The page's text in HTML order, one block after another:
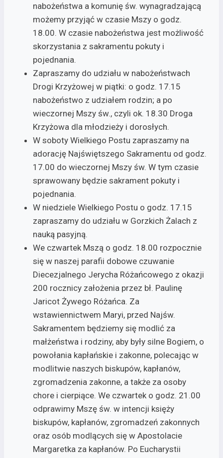
nabożeństwa a komunię św. wynagradzającą
możemy przyjąć w czasie Mszy o godz.
18.00. W czasie nabożeństwa jest możliwość
skorzystania z sakramentu pokuty i
pojednania.
Zapraszamy do udziału w nabożeństwach
Drogi Krzyżowej w piątki: o godz. 17.15
nabożeństwo z udziałem rodzin; a po
wieczornej Mszy św., czyli ok. 18.30 Droga
Krzyżowa dla młodzieży i dorosłych.
W soboty Wielkiego Postu zapraszamy na
adorację Najświętszego Sakramentu od godz.
17.00 do wieczornej Mszy św. W tym czasie
sprawowany będzie sakrament pokuty i
pojednania.
W niedziele Wielkiego Postu o godz. 17.15
zapraszamy do udziału w Gorzkich Żalach z
nauką pasyjną.
We czwartek Mszą o godz. 18.00 rozpocznie
się w naszej parafii dobowe czuwanie
Diecezjalnego Jerycha Różańcowego z okazji
200 rocznicy założenia przez bł. Paulinę
Jaricot Żywego Różańca. Za
wstawiennictwem Maryi, przed Najśw.
Sakramentem będziemy się modlić za
małżeństwa i rodziny, aby były silne Bogiem, o
powołania kapłańskie i zakonne, polecając w
modlitwie naszych biskupów, kapłanów,
zgromadzenia zakonne, a także za osoby
chore i cierpiące. We czwartek o godz. 21.00
odprawimy Mszę św. w intencji księży
biskupów, kapłanów, zgromadzeń zakonnych
oraz osób modlących się w Apostolacie
Margaretka za kapłanów. Po Eucharystii